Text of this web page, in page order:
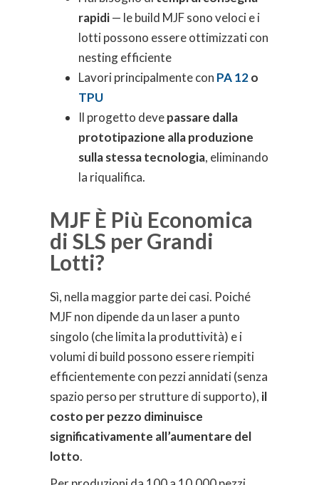
rapidi— le build MJF sono veloci e i
lotti possono essere ottimizzati con
nesting efficiente
Lavori principalmente con PA 12o
TPU
Il progetto devepassare dalla
prototipazione alla produzione
sulla stessa tecnologia, eliminando
la riqualifica.
MJF È Più Economica
di SLS per Grandi
Lotti?
Sì, nella maggior parte dei casi. Poiché
MJF non dipende da un laser a punto
singolo (che limita la produttività) e i
volumi di build possono essere riempiti
efficientemente con pezzi annidati (senza
spazio perso per strutture di supporto), il
costo per pezzo diminuisce
significativamente all’aumentare del
lotto.